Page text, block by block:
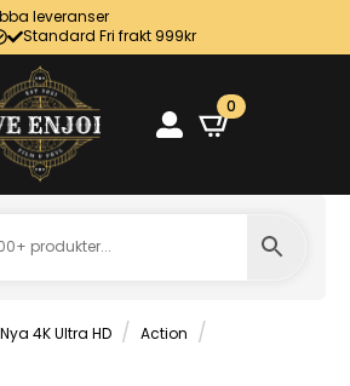
leveranser
Standard Fri frakt 999kr
0
Nya 4K Ultra HD
Action